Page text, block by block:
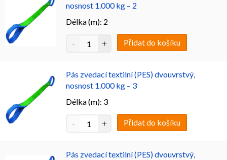
nosnost 1.000 kg – 2
Délka (m): 2
Přidat do košíku
Pás zvedací textilní (PES) dvouvrstvý,
nosnost 1.000 kg – 3
Délka (m): 3
Přidat do košíku
Pás zvedací textilní (PES) dvouvrstvý,